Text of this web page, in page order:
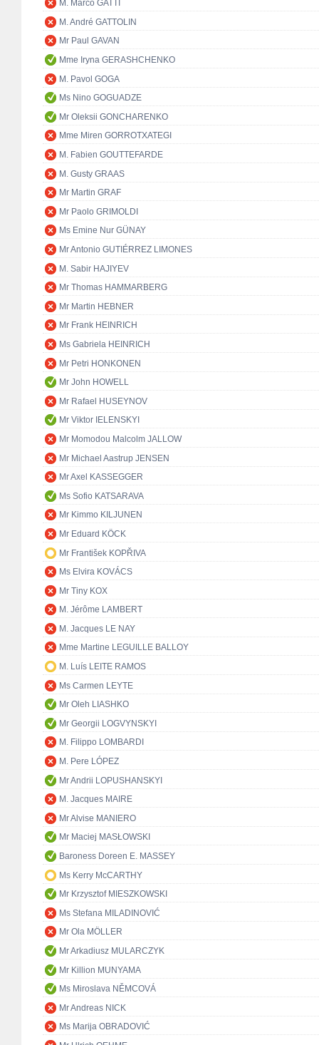
M. Marco GATTI
M. André GATTOLIN
Mr Paul GAVAN
Mme Iryna GERASHCHENKO
M. Pavol GOGA
Ms Nino GOGUADZE
Mr Oleksii GONCHARENKO
Mme Miren GORROTXATEGI
M. Fabien GOUTTEFARDE
M. Gusty GRAAS
Mr Martin GRAF
Mr Paolo GRIMOLDI
Ms Emine Nur GÜNAY
Mr Antonio GUTIÉRREZ LIMONES
M. Sabir HAJIYEV
Mr Thomas HAMMARBERG
Mr Martin HEBNER
Mr Frank HEINRICH
Ms Gabriela HEINRICH
Mr Petri HONKONEN
Mr John HOWELL
Mr Rafael HUSEYNOV
Mr Viktor IELENSKYI
Mr Momodou Malcolm JALLOW
Mr Michael Aastrup JENSEN
Mr Axel KASSEGGER
Ms Sofio KATSARAVA
Mr Kimmo KILJUNEN
Mr Eduard KÖCK
Mr František KOPŘIVA
Ms Elvira KOVÁCS
Mr Tiny KOX
M. Jérôme LAMBERT
M. Jacques LE NAY
Mme Martine LEGUILLE BALLOY
M. Luís LEITE RAMOS
Ms Carmen LEYTE
Mr Oleh LIASHKO
Mr Georgii LOGVYNSKYI
M. Filippo LOMBARDI
M. Pere LÓPEZ
Mr Andrii LOPUSHANSKYI
M. Jacques MAIRE
Mr Alvise MANIERO
Mr Maciej MASŁOWSKI
Baroness Doreen E. MASSEY
Ms Kerry McCARTHY
Mr Krzysztof MIESZKOWSKI
Ms Stefana MILADINOVIĆ
Mr Ola MÖLLER
Mr Arkadiusz MULARCZYK
Mr Killion MUNYAMA
Ms Miroslava NĚMCOVÁ
Mr Andreas NICK
Ms Marija OBRADOVIĆ